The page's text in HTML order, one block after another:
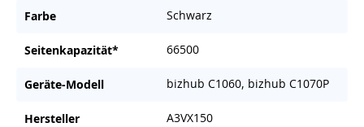
Farbe Schwarz
Seitenkapazität* 66500
Geräte-Modell bizhub C1060, bizhub C1070P
Hersteller
A3VX150